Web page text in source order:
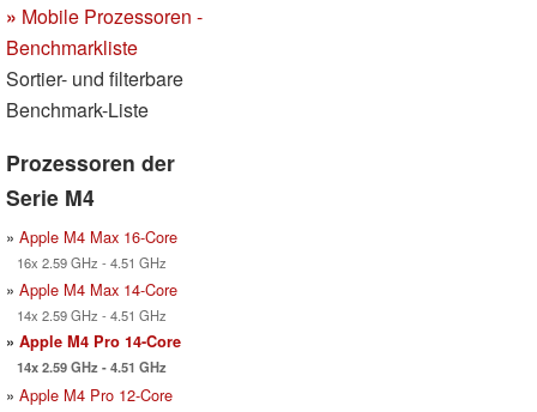
» Mobile Prozessoren -
Benchmarkliste
Sortier- und filterbare
Benchmark-Liste
Prozessoren der
Serie M4
» Apple M4 Max 16-Core
16x 2.59 GHz - 4.51 GHz
» Apple M4 Max 14-Core
14x 2.59 GHz - 4.51 GHz
» Apple M4 Pro 14-Core
14x 2.59 GHz - 4.51 GHz
» Apple M4 Pro 12-Core